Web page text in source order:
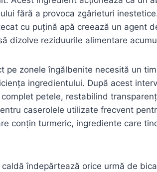
fără a provoca zgârieturi
cu puțină apă creează un agent
dizolve reziduurile alimentare
pe zonele îngălbenite necesită un
ingredientului. După acest
petele, restabilind
caserolele utilizate frecvent
conțin turmeric, ingrediente care
îndepărtează orice urmă de